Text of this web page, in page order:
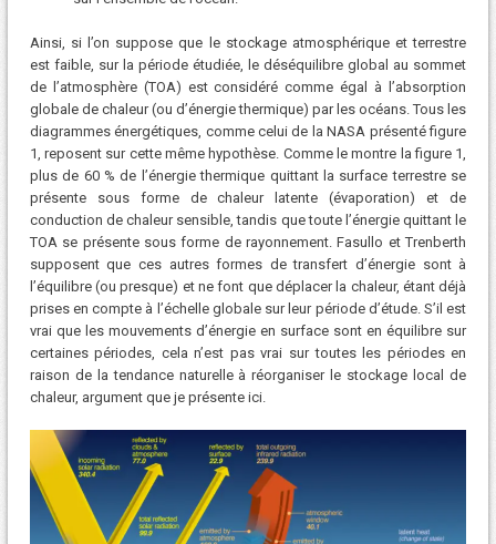
Ainsi, si l’on suppose que le stockage atmosphérique et terrestre
est faible, sur la période étudiée, le déséquilibre global au sommet
de l’atmosphère (TOA) est considéré comme égal à l’absorption
globale de chaleur (ou d’énergie thermique) par les océans. Tous les
diagrammes énergétiques, comme celui de la NASA présenté figure
1, reposent sur cette même hypothèse. Comme le montre la figure 1,
plus de 60 % de l’énergie thermique quittant la surface terrestre se
présente sous forme de chaleur latente (évaporation) et de
conduction de chaleur sensible, tandis que toute l’énergie quittant le
TOA se présente sous forme de rayonnement. Fasullo et Trenberth
supposent que ces autres formes de transfert d’énergie sont à
l’équilibre (ou presque) et ne font que déplacer la chaleur, étant déjà
prises en compte à l’échelle globale sur leur période d’étude. S’il est
vrai que les mouvements d’énergie en surface sont en équilibre sur
certaines périodes, cela n’est pas vrai sur toutes les périodes en
raison de la tendance naturelle à réorganiser le stockage local de
chaleur, argument que je présente ici.